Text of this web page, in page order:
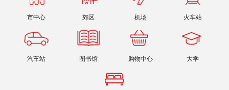
市中心 郊区 机场 火车站
汽车站 图书馆 购物中心 大学